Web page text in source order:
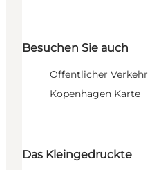
Besuchen Sie auch
Öffentlicher Verkehr
Kopenhagen Karte
Das Kleingedruckte